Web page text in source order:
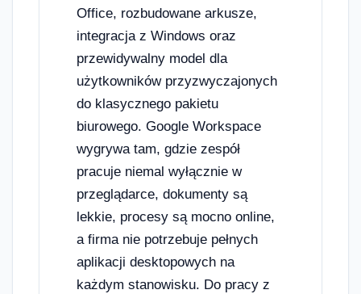
Office, rozbudowane arkusze,
integracja z Windows oraz
przewidywalny model dla
użytkowników przyzwyczajonych
do klasycznego pakietu
biurowego. Google Workspace
wygrywa tam, gdzie zespół
pracuje niemal wyłącznie w
przeglądarce, dokumenty są
lekkie, procesy są mocno online,
a firma nie potrzebuje pełnych
aplikacji desktopowych na
każdym stanowisku. Do pracy z